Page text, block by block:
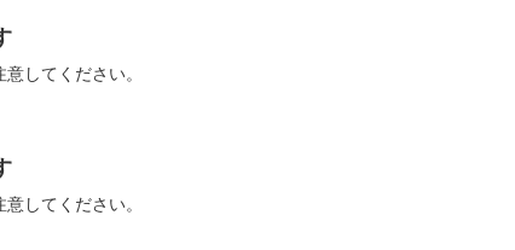
してください。
してください。